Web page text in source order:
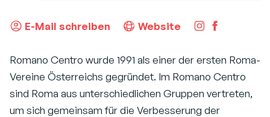
E-Mail schreiben Website
Romano Centro wurde 1991 als einer der ersten Roma-
Vereine Österreichs gegründet. Im Romano Centro
sind Roma aus unterschiedlichen Gruppen vertreten,
um sich gemeinsam für die Verbesserung der